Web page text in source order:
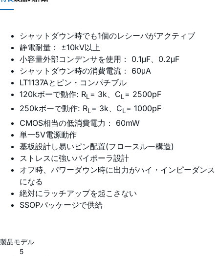
シャットダウン時でも1個のレシーバがアクティブ
静電耐量： ±10kV以上
小容量外部コンデンサを使用： 0.1μF、0.2μF
シャットダウン時の消費電流： 60μA
LT1137Aとピン・コンパチブル
120kボーで動作: RL= 3k、CL= 2500pF
250kボーで動作: RL= 3k、CL= 1000pF
CMOS相当の低消費電力： 60mW
単一5V電源動作
基板設計し易いピン配置(フロースルー構造)
ストレスに強いバイポーラ設計
オフ時、パワーダウン時に出力がハイ・インピーダンス
になる
絶対にラッチアップを起こさない
SSOPパッケージで供給
製品モデル
5